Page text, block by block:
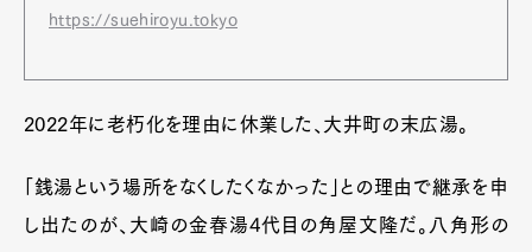
https://suehiroyu.tokyo
2022年に老朽化を理由に休業した、大井町の末広湯。
「銭湯という場所をなくしたくなかった」との理由で継承を申
し出たのが、大崎の金春湯4代目の角屋文隆だ。八角形の